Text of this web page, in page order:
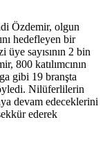
Özdemir, olgun
hedefleyen bir
sayısının 2 bin
800 katılımcının
gibi 19 branşta
Nilüferlilerin
devam edeceklerini
ederek